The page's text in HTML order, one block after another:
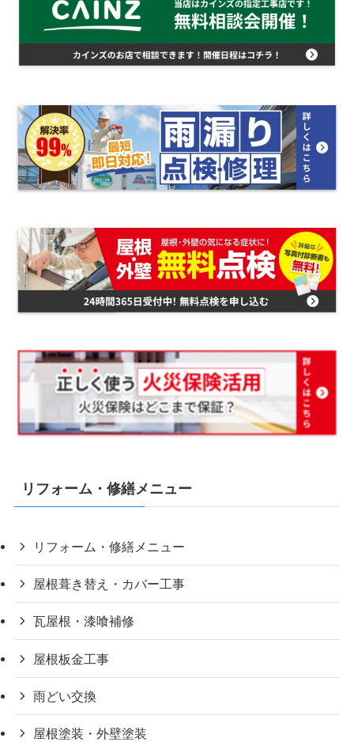
リフォーム・修繕メニュー
リフォーム・修繕メニュー
屋根葺き替え・カバー工事
瓦屋根・漆喰補修
屋根板金工事
雨どい交換
屋根塗装・外壁塗装